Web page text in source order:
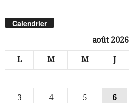
Calendrier
août 2026
L M M J
3
4 5 6